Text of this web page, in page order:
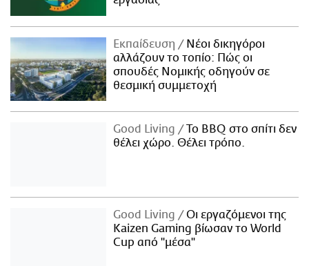
Εκπαίδευση
Νέοι δικηγόροι
αλλάζουν το τοπίο: Πώς οι
σπουδές Νομικής οδηγούν σε
θεσμική συμμετοχή
Good Living
Το BBQ στο σπίτι δεν
θέλει χώρο. Θέλει τρόπο.
Good Living
Οι εργαζόμενοι της
Kaizen Gaming βίωσαν το World
Cup από "μέσα"